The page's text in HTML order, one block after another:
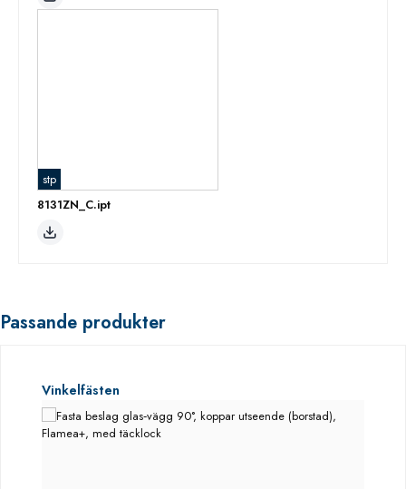
stp
8131ZN_C.ipt
Passande produkter
Hoppa över produktgalleri
Vinkelfästen